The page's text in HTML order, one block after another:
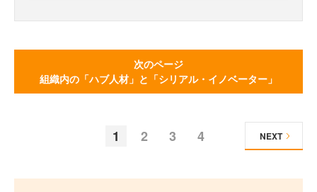
次のページ
組織内の「ハブ人材」と「シリアル・イノベーター」
1 2 3 4 NEXT